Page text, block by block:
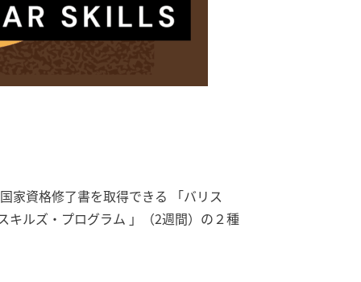
家資格修了書を取得できる 「バリス
キルズ・プログラム 」（2週間）の２種